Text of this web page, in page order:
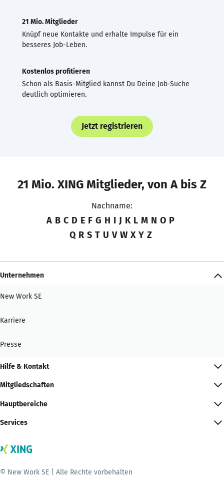
21 Mio. Mitglieder
Knüpf neue Kontakte und erhalte Impulse für ein
besseres Job-Leben.
Kostenlos profitieren
Schon als Basis-Mitglied kannst Du Deine Job-Suche
deutlich optimieren.
Jetzt registrieren
21 Mio. XING Mitglieder, von A bis Z
Nachname:
A B C D E F G H I J K L M N O P
Q R S T U V W X Y Z
Unternehmen
New Work SE
Karriere
Presse
Hilfe & Kontakt
Mitgliedschaften
Hauptbereiche
Services
© New Work SE | Alle Rechte vorbehalten